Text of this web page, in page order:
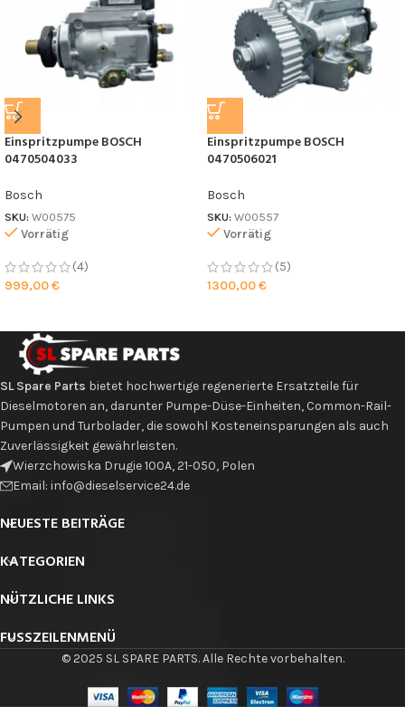
Einspritzpumpe BOSCH
0470504033
Bosch
SKU: W00575
Vorrätig
(4)
999,00€
Einspritzpumpe BOSCH
0470506021
Bosch
SKU: W00557
Vorrätig
(5)
1300,00€
SL Spare Parts bietet hochwertige regenerierte Ersatzteile für
Dieselmotoren an, darunter Pumpe-Düse-Einheiten, Common-Rail-
Pumpen und Turbolader, die sowohl Kosteneinsparungen als auch
Zuverlässigkeit gewährleisten.
Wierzchowiska Drugie 100A, 21-050, Polen
Email: info@dieselservice24.de
NEUESTE BEITRÄGE
KATEGORIEN
NÜTZLICHE LINKS
FUSSZEILENMENÜ
© 2025 SL SPARE PARTS. Alle Rechte vorbehalten.